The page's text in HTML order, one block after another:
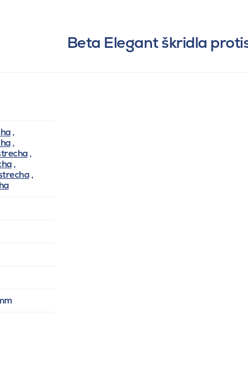
Beta Elegant škridla
,
,
,
,
,